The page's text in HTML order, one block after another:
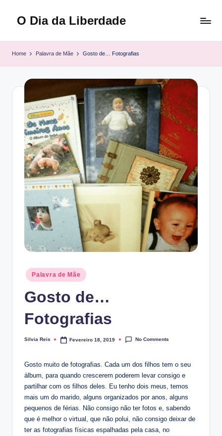
O Dia da Liberdade
Home Palavra de Mãe Gosto de… Fotografias
Posted
in
Palavra de Mãe
Gosto de…
Fotografias
Posted
Silvia Reis Fevereiro 18, 2019 No Comments
Gosto muito de fotografias. Cada um dos filhos tem o seu
álbum, para quando crescerem poderem levar consigo e
partilhar com os filhos deles. Eu tenho dois meus, temos
mais um do marido, alguns organizados por anos, alguns
pequenos de férias. Não consigo não ter fotos e, sabendo
que é melhor o virtual, que não polui, não consigo deixar de
ter as fotografias físicas espalhadas pela casa, no